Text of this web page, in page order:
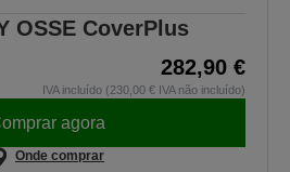
OSSE CoverPlus
282,90 €
IVA incluído (230,00 € IVA não incluído)
agora
Onde comprar